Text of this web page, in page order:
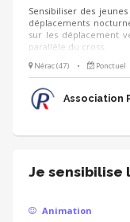
Sensibiliser des
déplacements
sur les déplacement
parallèle du cross.
Nérac (47) • Ponctuel
Association
Je sensibilise
Animation